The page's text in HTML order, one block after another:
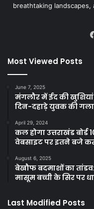
breathtaking
Most Viewed Posts
June 7, 2025
मंगलौर में ईद की
दिन-दहाड़े युवक की गला
April 29, 2024
कल होगा उत्तराखंड बोर्ड
वेबसाइट पर इतने बजे
August 6, 2025
बेखौफ बदमाशों का
मासूम बच्ची के सिर पर
Last Modified Posts